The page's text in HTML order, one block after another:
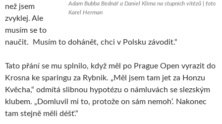
Adam Bubba Bednář a Daniel Klíma na stupních vítězů | foto
Karel Herman
než jsem
zvyklej. Ale
musím se to
naučit. Musím to dohánět, chci v Polsku závodit.“
Tato přání se mu splnilo, když měl po Prague Open vyrazit do
Krosna ke sparingu za Rybnik. „Měl jsem tam jet za Honzu
Kvěcha,“ odmítá slibnou hypotézu o námluvách se slezským
klubem. „Domluvil mi to, protože on sám nemoh‘. Nakonec
tam stejně měli déšť.“